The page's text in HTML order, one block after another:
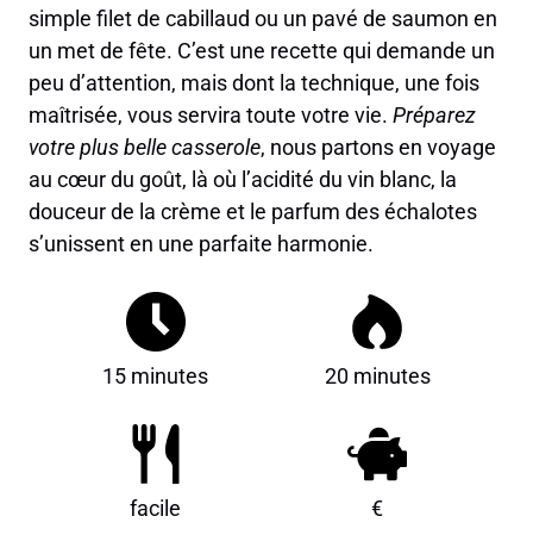
simple filet de cabillaud ou un pavé de saumon en
un met de fête. C’est une recette qui demande un
peu d’attention, mais dont la technique, une fois
maîtrisée, vous servira toute votre vie. Préparez
votre plus belle casserole, nous partons en voyage
au cœur du goût, là où l’acidité du vin blanc, la
douceur de la crème et le parfum des échalotes
s’unissent en une parfaite harmonie.
15 minutes 20 minutes
facile €